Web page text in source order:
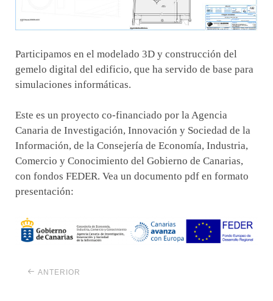
Participamos en el modelado 3D y construcción del
gemelo digital del edificio, que ha servido de base para
simulaciones informáticas.
Este es un proyecto co-financiado por la Agencia
Canaria de Investigación, Innovación y Sociedad de la
Información, de la Consejería de Economía, Industria,
Comercio y Conocimiento del Gobierno de Canarias,
con fondos FEDER. Vea un documento pdf en formato
presentación:
ANTERIOR